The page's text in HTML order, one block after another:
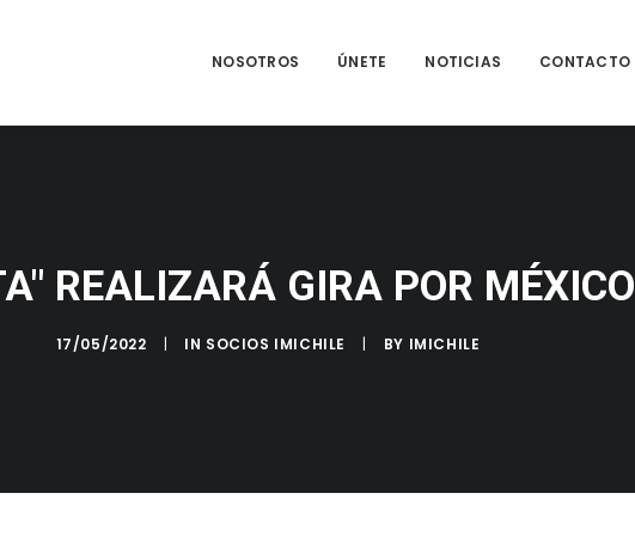
NOSOTROS ÚNETE NOTICIAS CONTACTO
REALIZARÁ GIRA POR MÉXICO
17/05/2022 | IN SOCIOS IMICHILE | BY IMICHILE